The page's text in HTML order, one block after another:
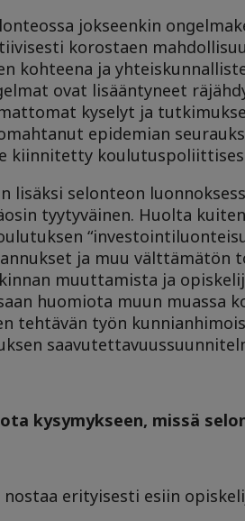
jokseenkin
korostaen
kohteena ja
ovat lisääntyneet
kyselyt ja
epidemian
kiinnitetty
lisäksi selonteon
tyytyväinen. Huolta
ja muu välttämätön
muuttamista ja
huomiota muun muassa
tehtävän työn
kysymykseen, missä
nostaa erityisesti esiin